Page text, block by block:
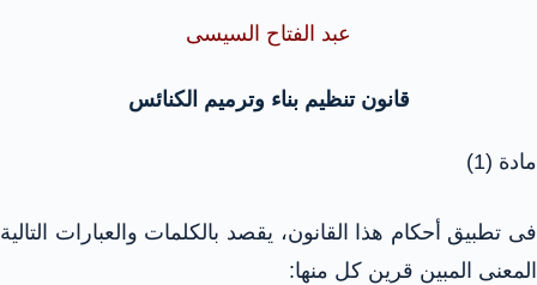
عبد الفتاح السيسى
قانون تنظيم بناء وترميم الكنائس
مادة (1)
فى تطبيق أحكام هذا القانون، يقصد بالكلمات والعبارات التالية
المعنى المبين قرين كل منها: